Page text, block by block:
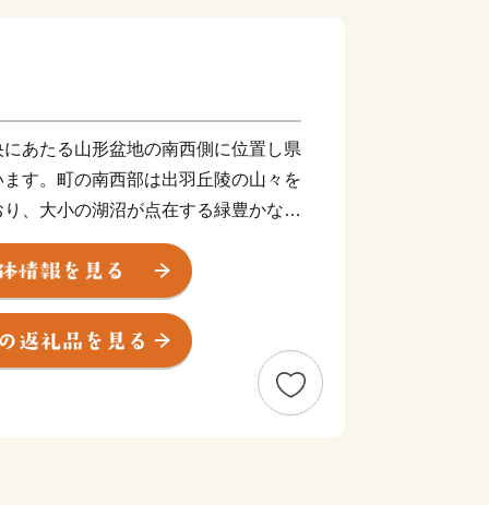
あたる⼭形盆地の南⻄側に位置し県
す。町の南⻄部は出⽻丘陵の⼭々を
、⼤小の湖沼が点在する緑豊かな森
をつくりだしています。町の北東部
る須川に向かってなだらかな東傾斜
盆地特有の寒暖差や肥沃な土壌を活
となっています。